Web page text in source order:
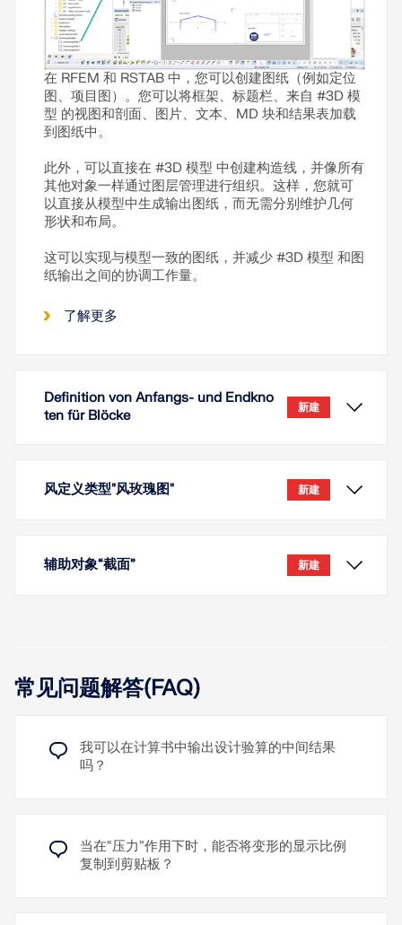
在 RFEM 和 RSTAB 中，您可以创建图纸（例如定位
图、项目图）。您可以将框架、标题栏、来自 #3D 模
型 的视图和剖面、图片、文本、MD 块和结果表加载
到图纸中。
此外，可以直接在 #3D 模型 中创建构造线，并像所有
其他对象一样通过图层管理进行组织。这样，您就可
以直接从模型中生成输出图纸，而无需分别维护几何
形状和布局。
这可以实现与模型一致的图纸，并减少 #3D 模型 和图
纸输出之间的协调工作量。
了解更多
Definition von Anfangs- und Endkno
ten für Blöcke
新建
插入块时，除了“插入点”输入方法外，您还可以在两个
这使您能够更精确、更直观地定位块，尤其是当块的
起点和终点已在模型中定义为节点时。
风定义类型"风玫瑰图" 新建
一旦激活"风洞模拟"模块，"风玫瑰"风向定义类型即可
在风洞模拟向导中，除了单一的不依赖风向的风剖面
辅助对象“截面” 新建
辅助对象“剖面”允许您在模型结构中创建平面或箱形剖
面。这些剖面保存在导航器 - 数据中，并可通过控标
常见问题解答(FAQ)
我可以在计算书中输出设计验算的中间结果
吗？
当在“压力”作用下时，能否将变形的显示比例
复制到剪贴板？